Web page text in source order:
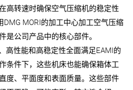
高转速时确保空气压缩机的稳定性
DMG MORI的加工中心加工空气压缩
是公司产品中的核心部件。
高性能和高稳定性全面满足EAMI的
条件下，这些机床也能确保箱体工
度、平面度和表面质量。这些部件